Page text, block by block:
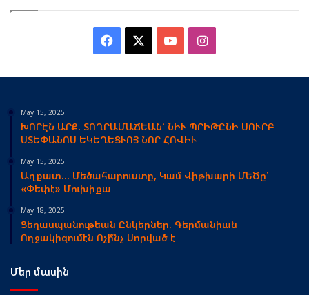
Facebook YouTubeInstagram
May 15, 2025
ԽՈՐԷՆ ԱՐՔ. ՏՈՂՐԱՄԱՃԵԱՆ՝ ՆԻՒ ՊՐԻԹԸՆԻ ՍՈՒՐԲ
ՍՏԵՓԱՆՈՍ ԵԿԵՂԵՑՒՈՅ ՆՈՐ ՀՈՎԻՒ
May 15, 2025
Աղքատ… Մեծահարուստը, Կամ Վիթխարի ՄԵԾը՝
«Փեփէ» Մուխիքա
May 18, 2025
Ցեղասպանութեան Ընկերներ. Գերմանիան
Ողջակիզումէն Ոչի՞նչ Սորված է
Մեր մասին